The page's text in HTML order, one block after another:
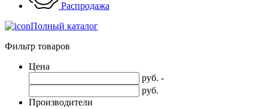
Распродажа
Полный каталог
Фильтр товаров
Цена
руб. -
руб.
Производители